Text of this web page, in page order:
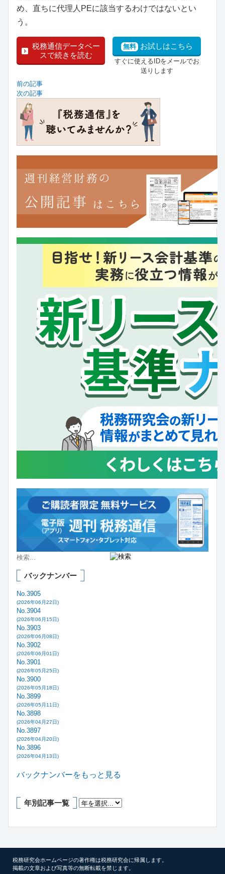
め、直ちに代理人PEに該当するわけではないとい
う。
税務通信データベー
スで続きを読む
無料 お試しはこちら
すぐに使えるIDをメールでお
送りします
前の記事
次の記事
バックナンバー
No.3905
(2026年06月22日)
No.3904
(2026年06月15日)
No.3903
(2026年06月08日)
No.3902
(2026年06月01日)
No.3901
(2026年05月25日)
No.3900
(2026年05月18日)
No.3899
(2026年05月11日)
No.3898
(2026年04月27日)
No.3897
(2026年04月20日)
No.3896
(2026年04月13日)
バックナンバーをもっと見る
年別記事一覧
税務研究会ホームページの著作権は税務研究会に帰属します。
掲載の文章および写真等の無断転載を禁じます。